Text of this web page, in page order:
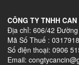
CÔNG TY TNHH
Địa chỉ: 606/42 Đường
Mã Số Thuế :
Số điện thoại: 0906
Email: